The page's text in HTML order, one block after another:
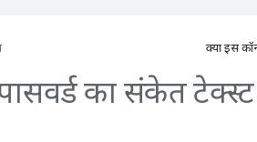
क्या इस
का संकेत